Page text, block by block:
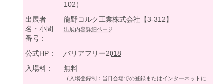
102）
出展者
名・小間
番号：
龍野コルク工業株式会社【3-312】
出展内容詳細ページ
公式HP：
バリアフリー2018
入場料：
無料
（入場登録制：当日会場での登録またはインターネットに